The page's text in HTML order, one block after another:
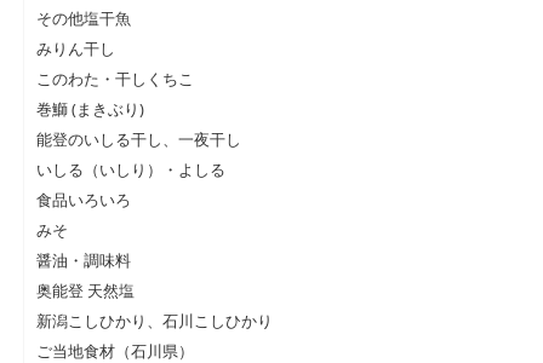
その他塩干魚
みりん干し
このわた・干しくちこ
巻鰤 (まきぶり)
能登のいしる干し、一夜干し
いしる（いしり）・よしる
食品いろいろ
みそ
醤油・調味料
奥能登 天然塩
新潟こしひかり、石川こしひかり
ご当地食材（石川県）